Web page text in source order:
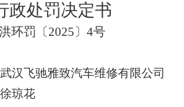
政处罚决定书
环罚〔2025〕 4号
汉飞驰雅致汽车维修有限公司
琼花